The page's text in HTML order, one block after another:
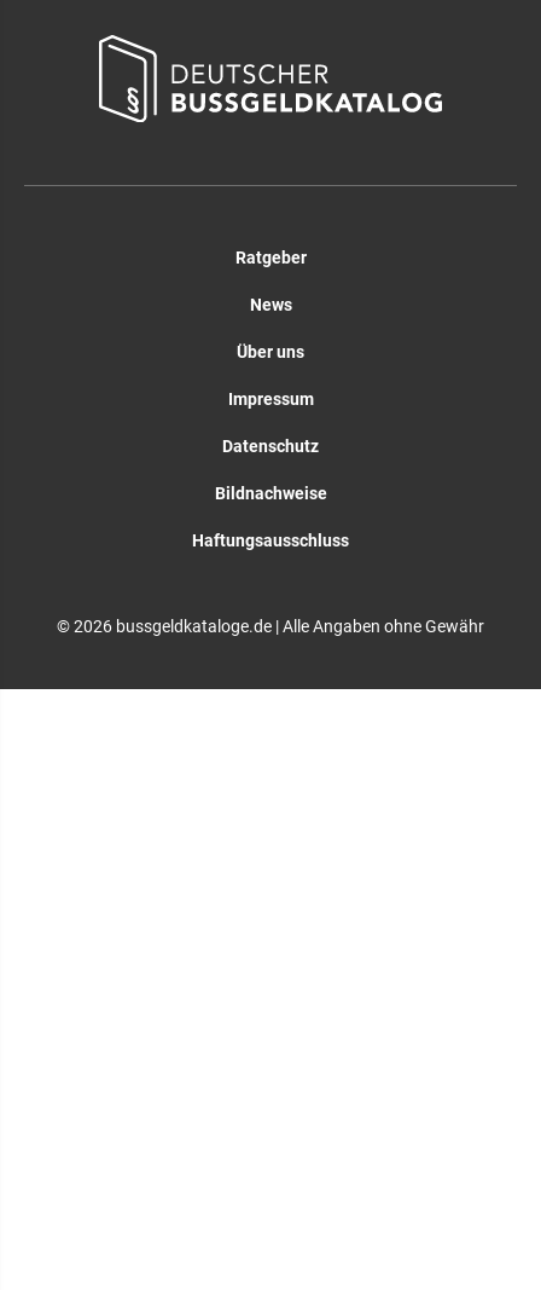
Ratgeber
News
Über uns
Impressum
Datenschutz
Bildnachweise
Haftungsausschluss
© 2026 bussgeldkataloge.de | Alle Angaben ohne Gewähr